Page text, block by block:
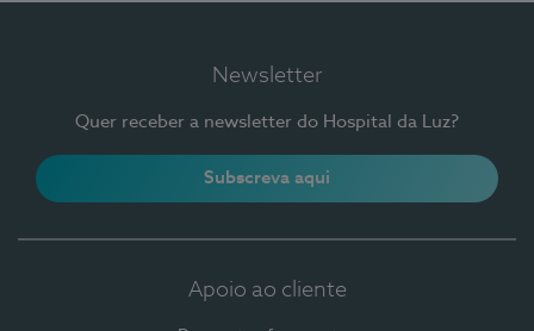
Newsletter
Quer receber a newsletter do Hospital da Luz?
Subscreva aqui
Apoio ao cliente